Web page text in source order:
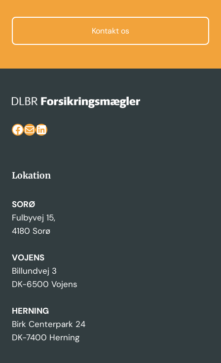
Kontakt os
Facebook
MailLinkedIn
Lokation
SORØ
Fulbyvej 15,
4180 Sorø
VOJENS
Billundvej 3
DK-6500 Vojens
HERNING
Birk Centerpark 24
DK-7400 Herning